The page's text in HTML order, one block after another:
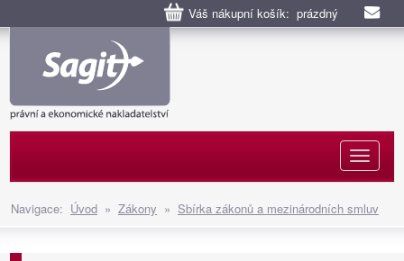
Váš nákupní košík: prázdný
Navigace: Úvod » Zákony » Sbírka zákonů a mezinárodních smluv